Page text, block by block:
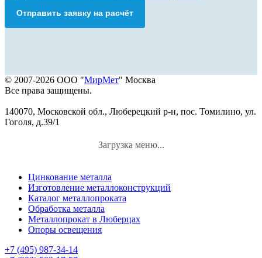
Отправить заявку на расчёт
© 2007-2026 ООО "МирМет" Москва
Все права защищены.
140070, Московской обл., Люберецкий р-н, пос. Томилино, ул.
Гоголя, д.39/1
Загрузка меню...
Цинкование металла
Изготовление металлоконструкций
Каталог металлопроката
Обработка металла
Металлопрокат в Люберцах
Опоры освещения
+7 (495) 987-34-14